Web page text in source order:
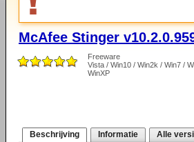
McAfee Stinger
Freeware
Vista / Win10 / Win2k / Win7 /
WinXP
Beschrijving Informatie Alle